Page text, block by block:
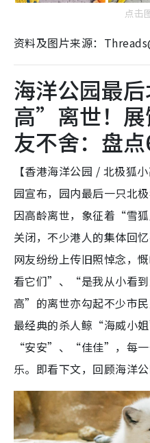
点击
资料及图片来源：
海洋公园最
高”离世！展
友不舍：盘
【香港海洋公园 / 北极狐
园宣布，园内最后一只北
因高龄离世，象征着“雪
关闭，不少港人的集体回
网友纷纷上传旧照悼念，
看它们”、“是我从小看
高”的离世亦勾起不少市
最经典的杀人鲸“海威小
“安安”、“佳佳”，每一
乐。即看下文，回顾海洋